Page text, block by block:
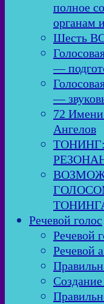
полное
органам
Шесть
—
—
72 Имени
Ангелов
Речевой голос
Речевой
Речевой
Создание